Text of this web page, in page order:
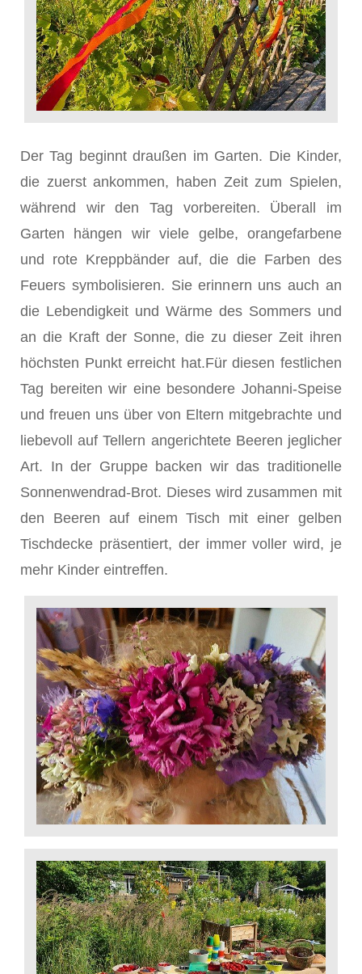
Der Tag beginnt draußen im Garten. Die Kinder,
die zuerst ankommen, haben Zeit zum Spielen,
während wir den Tag vorbereiten. Überall im
Garten hängen wir viele gelbe, orangefarbene
und rote Kreppbänder auf, die die Farben des
Feuers symbolisieren. Sie erinnern uns auch an
die Lebendigkeit und Wärme des Sommers und
an die Kraft der Sonne, die zu dieser Zeit ihren
höchsten Punkt erreicht hat.Für diesen festlichen
Tag bereiten wir eine besondere Johanni-Speise
und freuen uns über von Eltern mitgebrachte und
liebevoll auf Tellern angerichtete Beeren jeglicher
Art. In der Gruppe backen wir das traditionelle
Sonnenwendrad-Brot. Dieses wird zusammen mit
den Beeren auf einem Tisch mit einer gelben
Tischdecke präsentiert, der immer voller wird, je
mehr Kinder eintreffen.